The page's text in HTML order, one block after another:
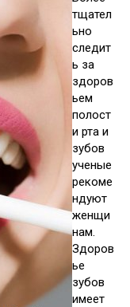
тщател
ьно
следит
ь за
здоров
ьем
полост
и рта и
зубов
ученые
рекоме
ндуют
женщи
нам.
Здоров
ье
зубов
имеет